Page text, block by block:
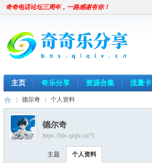
奇奇电话论坛三周年，一路感谢有你！
主页 奇乐分享 资源合集 流量卡
›
德尔奇 个人资料
德尔奇
https://bbs.qiqiv.cn/?1
主题 个人资料